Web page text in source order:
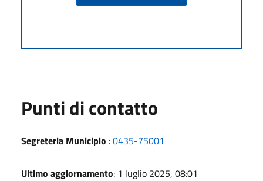
Punti di contatto
Segreteria Municipio :0435-75001
Ultimo aggiornamento: 1 luglio 2025, 08:01